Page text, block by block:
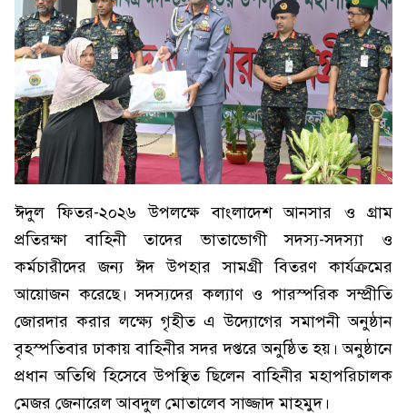
ঈদুল ফিতর-২০২৬ উপলক্ষে বাংলাদেশ আনসার ও গ্রাম
প্রতিরক্ষা বাহিনী তাদের ভাতাভোগী সদস্য-সদস্যা ও
কর্মচারীদের জন্য ঈদ উপহার সামগ্রী বিতরণ কার্যক্রমের
আয়োজন করেছে। সদস্যদের কল্যাণ ও পারস্পরিক সম্প্রীতি
জোরদার করার লক্ষ্যে গৃহীত এ উদ্যোগের সমাপনী অনুষ্ঠান
বৃহস্পতিবার ঢাকায় বাহিনীর সদর দপ্তরে অনুষ্ঠিত হয়। অনুষ্ঠানে
প্রধান অতিথি হিসেবে উপস্থিত ছিলেন বাহিনীর মহাপরিচালক
মেজর জেনারেল আবদুল মোতালেব সাজ্জাদ মাহমুদ।